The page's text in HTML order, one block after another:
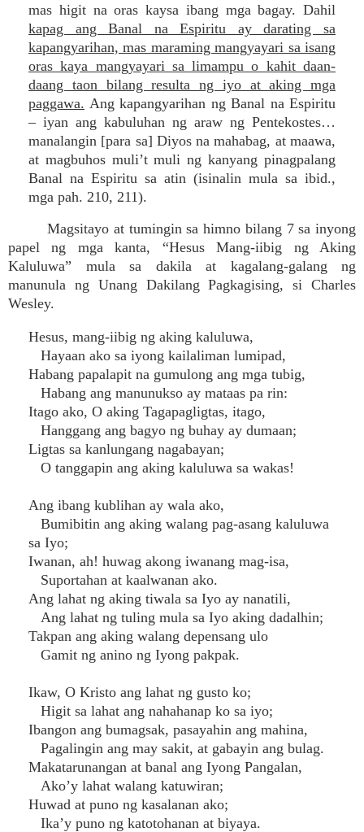
mas higit na oras kaysa ibang mga bagay. Dahil
kapag ang Banal na Espiritu ay darating sa
kapangyarihan, mas maraming mangyayari sa isang
oras kaya mangyayari sa limampu o kahit daan-
daang taon bilang resulta ng iyo at aking mga
paggawa. Ang kapangyarihan ng Banal na Espiritu
– iyan ang kabuluhan ng araw ng Pentekostes…
manalangin [para sa] Diyos na mahabag, at maawa,
at magbuhos muli’t muli ng kanyang pinagpalang
Banal na Espiritu sa atin (isinalin mula sa ibid.,
mga pah. 210, 211).
Magsitayo at tumingin sa himno bilang 7 sa inyong
papel ng mga kanta, “Hesus Mang-iibig ng Aking
Kaluluwa” mula sa dakila at kagalang-galang ng
manunula ng Unang Dakilang Pagkagising, si Charles
Wesley.
Hesus, mang-iibig ng aking kaluluwa,
Hayaan ako sa iyong kailaliman lumipad,
Habang papalapit na gumulong ang mga tubig,
Habang ang manunukso ay mataas pa rin:
Itago ako, O aking Tagapagligtas, itago,
Hanggang ang bagyo ng buhay ay dumaan;
Ligtas sa kanlungang nagabayan;
O tanggapin ang aking kaluluwa sa wakas!
Ang ibang kublihan ay wala ako,
Bumibitin ang aking walang pag-asang kaluluwa
sa Iyo;
Iwanan, ah! huwag akong iwanang mag-isa,
Suportahan at kaalwanan ako.
Ang lahat ng aking tiwala sa Iyo ay nanatili,
Ang lahat ng tuling mula sa Iyo aking dadalhin;
Takpan ang aking walang depensang ulo
Gamit ng anino ng Iyong pakpak.
Ikaw, O Kristo ang lahat ng gusto ko;
Higit sa lahat ang nahahanap ko sa iyo;
Ibangon ang bumagsak, pasayahin ang mahina,
Pagalingin ang may sakit, at gabayin ang bulag.
Makatarunangan at banal ang Iyong Pangalan,
Ako’y lahat walang katuwiran;
Huwad at puno ng kasalanan ako;
Ika’y puno ng katotohanan at biyaya.